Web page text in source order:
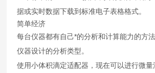
据或实时数据下载到标准电子表格格式。
简单经济
每台仪器都有自己*的分析和计算能力的方
仪器设计的分析类型。
使用小体积滴定适配器，现在可以进行微量